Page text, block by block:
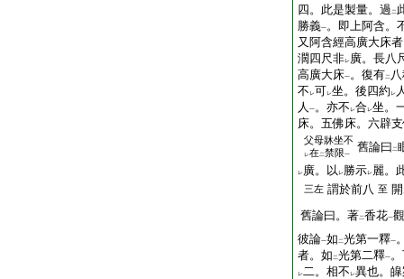
四。此是製量。過 二
勝義一。即上阿含。
又阿含經高廣大床
濶四尺非レ廣。長八
高廣大床一。復有二
不 レ可レ坐。後四約 レ
人 一。亦不 レ合レ坐。
床。五佛床。六辟
父母牀坐不
レ在二禁限一
舊論曰 二
レ廣。以 レ勝示レ麗。
三左 謂於前八 至
舊論曰。著二香花一觀
彼論一如 二光第一釋一
者。如 二光第二釋一
レ二。相不 レ異也。